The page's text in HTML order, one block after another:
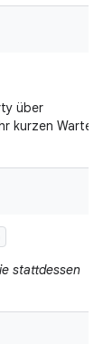
über
kurzen
stattdessen